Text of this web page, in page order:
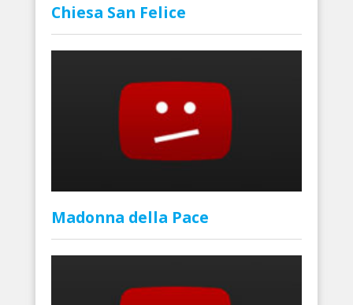
Chiesa San Felice
Madonna della Pace